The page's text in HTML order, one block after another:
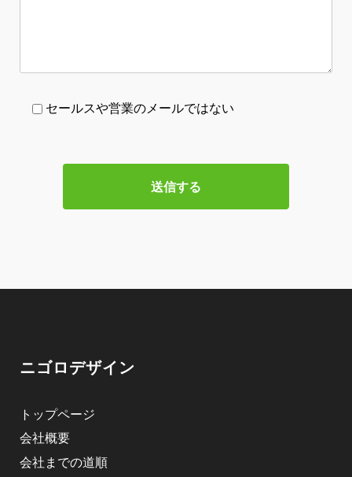
セールスや営業のメールではない
ニゴロデザイン
トップページ
会社概要
会社までの道順